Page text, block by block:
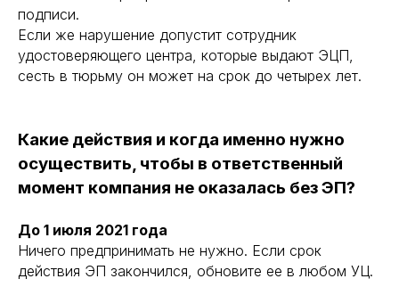
подписи.
Если же нарушение допустит сотрудник
удостоверяющего центра, которые выдают ЭЦП,
сесть в тюрьму он может на срок до четырех лет.
Какие действия и когда именно нужно
осуществить, чтобы в ответственный
момент компания не оказалась без ЭП?
До 1 июля 2021 года
Ничего предпринимать не нужно. Если срок
действия ЭП закончился, обновите ее в любом УЦ.